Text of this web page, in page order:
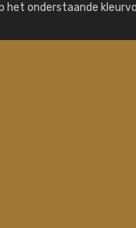
het onderstaande